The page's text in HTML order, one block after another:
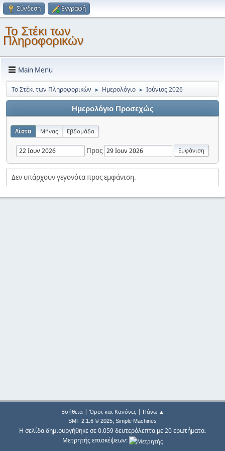
Σύνδεση Εγγραφή
Το Στέκι των
Πληροφορικών
Main Menu
Το Στέκι των Πληροφορικών ► Ημερολόγιο ► Ιούνιος 2026
Ημερολόγιο Προσεχώς
Λίστα Μήνας Εβδομάδα
Προς
Δεν υπάρχουν γεγονότα προς εμφάνιση.
Βοήθεια| Όροι και Κανόνες| Πάνω ▲
SMF 2.1.6 © 2025, Simple Machines
Η σελίδα δημιουργήθηκε σε 0.059 δευτερόλεπτα με 20 ερωτήματα.
Μετρητής επισκέψεων: